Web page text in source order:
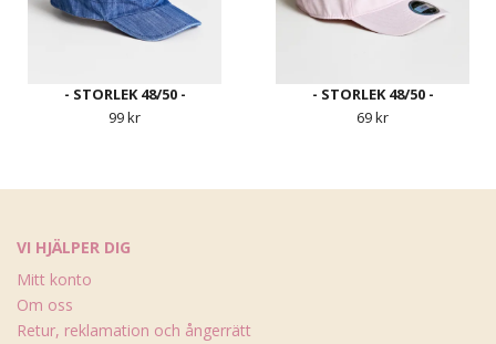
- STORLEK 48/50 -
99 kr
- STORLEK 48/50 -
69 kr
VI HJÄLPER DIG
Mitt konto
Om oss
Retur, reklamation och ångerrätt